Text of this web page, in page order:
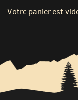
Votre panier est